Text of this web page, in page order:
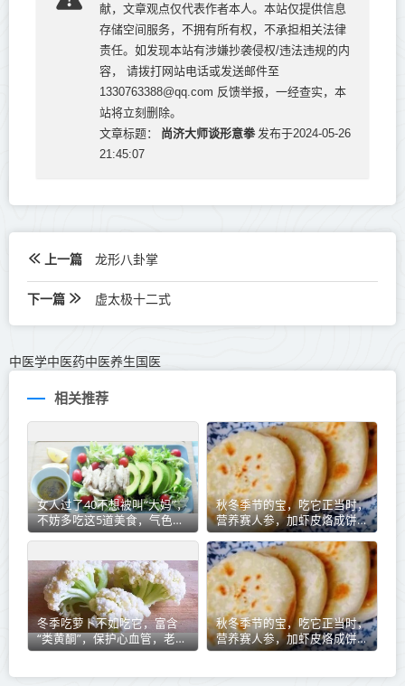
献，文章观点仅代表作者本人。本站仅提供信息
存储空间服务，不拥有所有权，不承担相关法律
责任。如发现本站有涉嫌抄袭侵权/违法违规的内
容， 请拨打网站电话或发送邮件至
1330763388@qq.com 反馈举报，一经查实，本
站将立刻删除。
文章标题：
尚济大师谈形意拳 发布于2024-05-26
21:45:07
上一篇 龙形八卦掌
下一篇 虚太极十二式
中医学中医药中医养生国医
相关推荐
女人过了40不想被叫“大妈”，
不妨多吃这5道美食，气色好
皮肤好，显年轻！
秋冬季节的宝，吃它正当时，
营养赛人参，加虾皮烙成饼，
馋得不行
冬季吃萝卜不如吃它，富含
“类黄酮”，保护心血管，老人
吃尤其好
秋冬季节的宝，吃它正当时，
营养赛人参，加虾皮烙成饼，
馋得不行